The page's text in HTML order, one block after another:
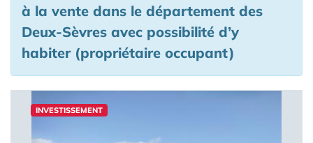
à la vente dans le département des
Deux-Sèvres avec possibilité d’y
habiter (propriétaire occupant)
INVESTISSEMENT